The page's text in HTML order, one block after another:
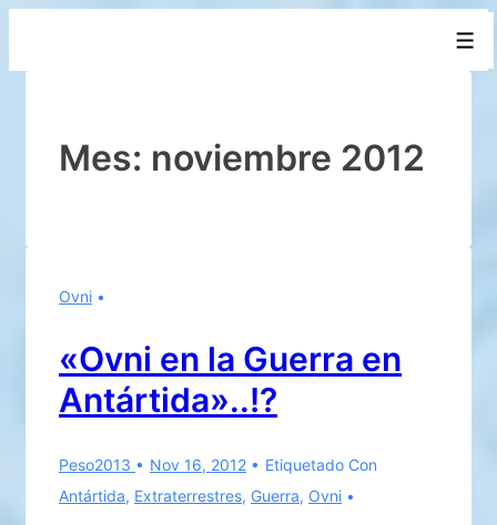
principalMes: noviembre 2012
Ovni
«Ovni en la Guerra en
Antártida»..!?
Peso2013 Nov 16, 2012
Etiquetado Con
Antártida, Extraterrestres, Guerra, Ovni